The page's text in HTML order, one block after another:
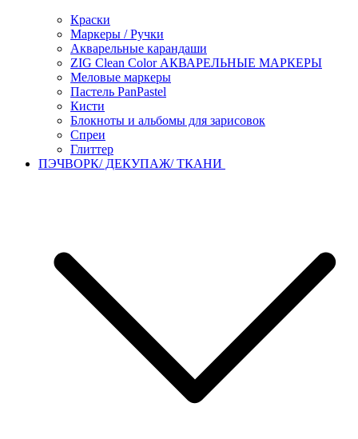
Краски
Маркеры / Ручки
Акварельные карандаши
ZIG Clean Color АКВАРЕЛЬНЫЕ МАРКЕРЫ
Меловые маркеры
Пастель PanPastel
Кисти
Блокноты и альбомы для зарисовок
Спреи
Глиттер
ПЭЧВОРК/ ДЕКУПАЖ/ ТКАНИ